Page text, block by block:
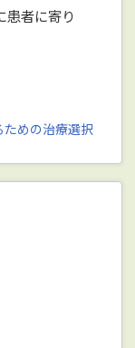
患者に寄り
めの治療選択